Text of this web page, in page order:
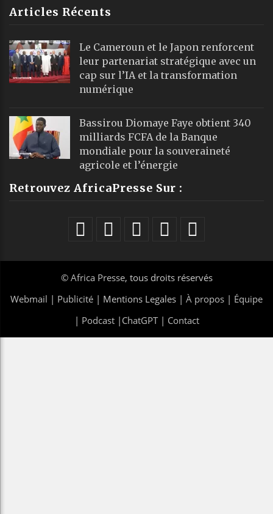
Articles Récents
Le Cameroun et le Japon renforcent
leur partenariat stratégique avec un
cap sur l’IA et la transformation
numérique
Bassirou Diomaye Faye obtient 340
milliards FCFA de la Banque
mondiale pour la souveraineté
agricole et l’énergie
Retrouvez AfricaPresse Sur :
© Africa Presse, tous droits réservés
Webmail | Publicité | Mentions Legales | À propos | Équipe
| Podcast| ChatGPT| Contact